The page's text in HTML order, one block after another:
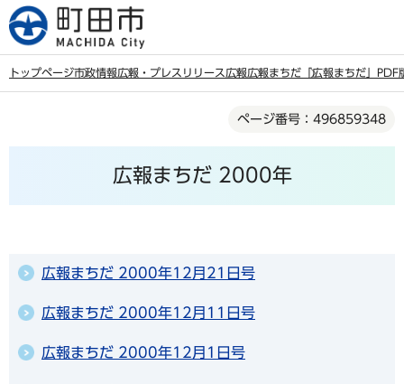
こ
の
トップページ市政情報広報・プレスリリース 広報広報まちだ 「広報まちだ」PDF
ページ番号：496859348
広報まちだ 2000年
広報まちだ 2000年12月21日号
広報まちだ 2000年12月11日号
広報まちだ 2000年12月1日号